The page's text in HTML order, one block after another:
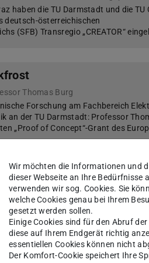
haben die TU Darmstadt und die TU
deutsch-österreichischen
(SFB) Transregio „CREATOR“
Thomas Burg
Forschung am Fachbereich
an der TU Darmstadt: Professor
„Proof of Concept“-Grant des
und Informationstechnik (etit)
Forschung mit einer besonders
Studierenden. Gerade in den
Wir möchten die Informationen und
dieser Webseite an Ihre Bedürfnisse
verwenden wir sog. Cookies. Sie
welche Cookies genau bei Ihrem
gesetzt werden sollen.
Einige Cookies sind für den Abruf
diese auf Ihrem Endgerät richtig
essentiellen Cookies können nicht
Der Komfort-Cookie speichert Ihre